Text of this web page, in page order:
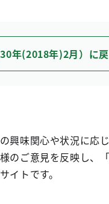
年(2018年)2月）に
興味関心や状況に応
のご意見を反映し、
イトです。